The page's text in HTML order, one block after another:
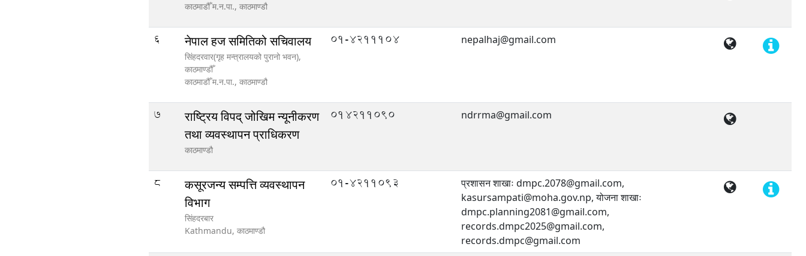
काठमाडौँ म.न.पा., काठमाण्डौ
6 नेपाल हज समितिको सचिवालय
सिंहदरवार(गृह मन्त्रालयको पुरानो भवन),
काठमाण्डौँ
काठमाडौँ म.न.पा., काठमाण्डौ
01-4211104 nepalhaj@gmail.com
7
राष्ट्रिय विपद् जोखिम न्यूनीकरण
तथा व्यवस्थापन प्राधिकरण
काठमाण्डौ
014211090 ndrrma@gmail.com
8
कसूरजन्य सम्पत्ति व्यवस्थापन
विभाग
सिंहदरबार
Kathmandu, काठमाण्डौ
01-4211093
प्रशासन शाखाः dmpc.2078@gmail.com,
kasursampati@moha.gov.np, योजना शाखाः
dmpc.planning2081@gmail.com,
records.dmpc2025@gmail.com,
records.dmpc@gmail.com